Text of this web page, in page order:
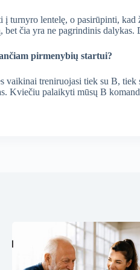
į turnyro lentelę, o pasirūpinti,
bet čia yra ne pagrindinis
pirmenybių startui?
vaikinai treniruojasi tiek su B,
Kviečiu palaikyti mūsų B